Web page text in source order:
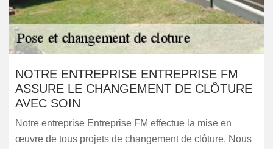
NOTRE ENTREPRISE ENTREPRISE FM
ASSURE LE CHANGEMENT DE CLÔTURE
AVEC SOIN
Notre entreprise Entreprise FM effectue la mise en
œuvre de tous projets de changement de clôture. Nous